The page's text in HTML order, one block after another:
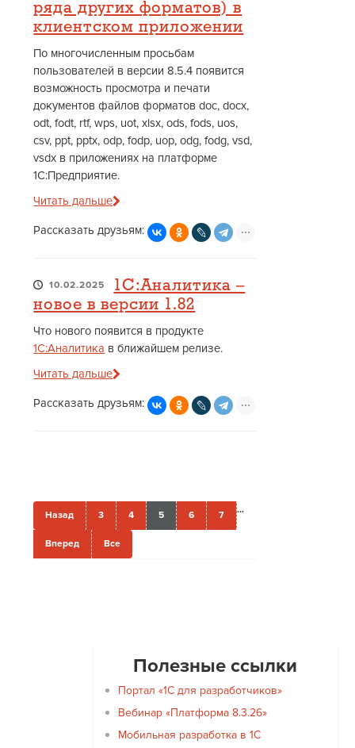
ряда других форматов) в
клиентском приложении
По многочисленным просьбам
пользователей в версии 8.5.4 появится
возможность просмотра и печати
документов файлов форматов doc, docx,
odt, fodt, rtf, wps, uot, xlsx, ods, fods, uos,
csv, ppt, pptx, odp, fodp, uop, odg, fodg, vsd,
vsdx в приложениях на платформе
1С:Предприятие.
Читать дальше
Рассказать друзьям:
10.02.2025
1С:Аналитика –
новое в версии 1.82
Что нового появится в продукте
1С:Аналитика в ближайшем релизе.
Читать дальше
Рассказать друзьям:
Назад ...
3 4 5 6 7
Вперед Все
Полезные ссылки
Портал «1С для разработчиков»
Вебинар «Платформа 8.3.26»
Мобильная разработка в 1С